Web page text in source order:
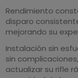
Rendimiento
disparo
mejorando su
Instalación sin
sin
actualizar su rifle